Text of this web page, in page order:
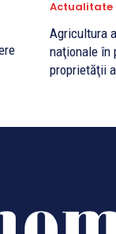
Actualitate
Agricultura
naţionale în
proprietăţii